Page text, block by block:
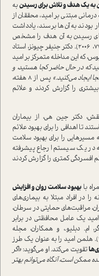
به یک هدف و تلاش برای رسیدنبه
مبتنی بر امید، محققان از
بودند به آن‌ها برسند، یادداشت
رسیدن به آن هدف را مشخص
کنند (تحقیقات شاخص‌های اجتماعی، جلد 77، 2006). دکتر جنیفر چیونز، استاد
که این مداخله متمرکز بر امید
در حال حاضر کجا هستید، و
ایجاد می‌کنید.»
پس از 8 هفته،
را گزارش کردند و علائم
دکتر جین هی، از بیماران
تا اهدافی را برای بهبود علائم
بیمارانی که مسیرهایی را برای بهبود سلامت
در یک سیستم ارجاع پیشرفته
افسردگی کمتری را گزارش کردند
با بهبود سلامت روان و افزایش
را در افراد مبتلا به بیماری‌های
مراقبت‌های حمایتی در سرطان،
ام. دبلیو.، و همکاران، مجله
روان‌شناسی بالینی، جلد 76، شماره 3، 2020). هلمن امید را به عنوان یک طرز
تقویت می‌کند. او می‌گوید: «اگر
ممکن است، آنگاه می‌توانم بهتر